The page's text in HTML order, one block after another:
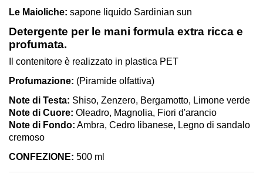
Le Maioliche: sapone liquido Sardinian sun
Detergente per le mani formula extra ricca e
profumata.
Il contenitore è realizzato in plastica PET
Profumazione: (Piramide olfattiva)
Note di Testa: Shiso, Zenzero, Bergamotto, Limone verde
Note di Cuore: Oleadro, Magnolia, Fiori d'arancio
Note di Fondo: Ambra, Cedro libanese, Legno di sandalo
cremoso
CONFEZIONE: 500 ml